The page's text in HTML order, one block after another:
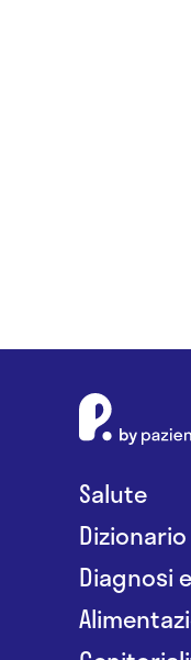
Salute
Diagnosi